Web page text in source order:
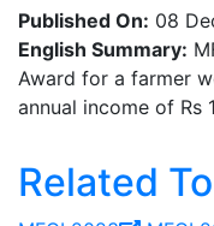
Published On: 08
English Summary:
Award for a farmer
annual income of Rs
Related